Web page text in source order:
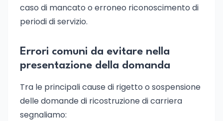
caso di mancato o erroneo riconoscimento di
periodi di servizio.
Errori comuni da evitare nella
presentazione della domanda
Tra le principali cause di rigetto o sospensione
delle domande di ricostruzione di carriera
segnaliamo: